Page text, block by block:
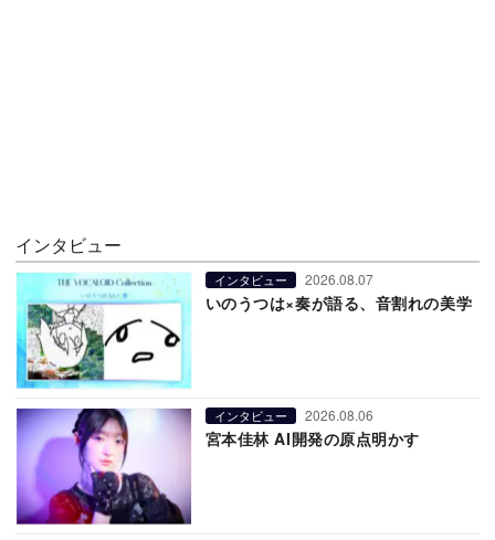
インタビュー
インタビュー 2026.08.07
いのうつは×奏が語る、音割れの美学
インタビュー 2026.08.06
宮本佳林 AI開発の原点明かす